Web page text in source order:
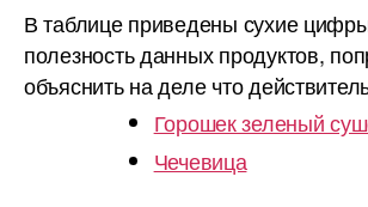
В таблице приведены сухие
полезность данных продуктов,
объяснить на деле что
Горошек зеленый
Чечевица